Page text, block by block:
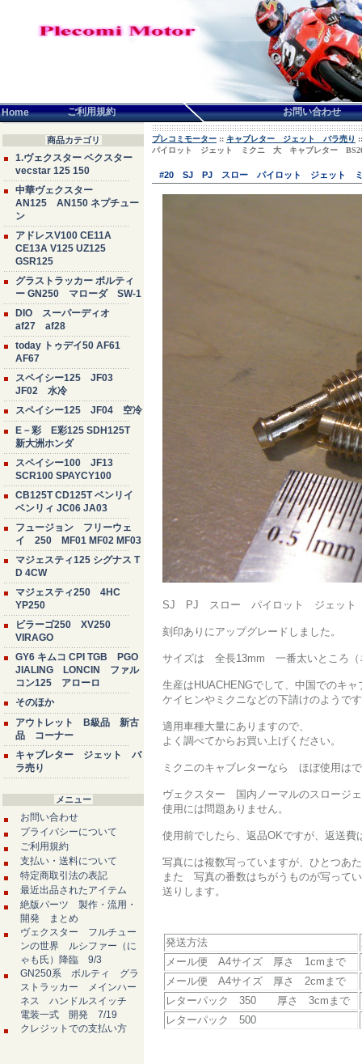
Home ご利用規約 お問い合わせ
商品カテゴリ
1.ヴェクスター ベクスター
vecstar 125 150
中華ヴェクスター
AN125 AN150 ネプチュー
ン
アドレスV100 CE11A
CE13A V125 UZ125
GSR125
グラストラッカー ボルティ
ー GN250 マローダ SW-1
DIO スーパーディオ
af27 af28
today トゥデイ50 AF61
AF67
スペイシー125 JF03
JF02 水冷
スペイシー125 JF04 空冷
E－彩 E彩125 SDH125T
新大洲ホンダ
スペイシー100 JF13
SCR100 SPAYCY100
CB125T CD125T ベンリイ
ベンリィ JC06 JA03
フュージョン フリーウェ
イ 250 MF01 MF02 MF03
マジェスティ125 シグナス T
D 4CW
マジェスティ250 4HC
YP250
ビラーゴ250 XV250
VIRAGO
GY6 キムコ CPI TGB PGO
JIALING LONCIN ファル
コン125 アローロ
そのほか
アウトレット B級品 新古
品 コーナー
キャブレター ジェット バ
ラ売り
メニュー
お問い合わせ
プライバシーについて
ご利用規約
支払い・送料について
特定商取引法の表記
最近出品されたアイテム
絶版パーツ 製作・流用・
開発 まとめ
ヴェクスター フルチュー
ンの世界 ルシファー（に
ゃも氏）降臨 9/3
GN250系 ボルティ グラ
ストラッカー メインハー
ネス ハンドルスイッチ
電装一式 開発 7/19
クレジットでの支払い方
プレコミモーター :: キャブレター ジェット バラ売り
パイロット ジェット ミクニ 大 キャブレター
#20 SJ PJ スロー パイロット ジェット
SJ PJ スロー パイロット ジェッ
刻印ありにアップグレードしました。
サイズは 全長13mm 一番太いところ
生産はHUACHENGでして、中国でのキ
ケイヒンやミクニなどの下請けのようで
適用車種大量にありますので、
よく調べてからお買い上げください。
ミクニのキャブレターなら ほぼ使用は
ヴェクスター 国内ノーマルのスロージ
使用には問題ありません。
使用前でしたら、返品OKですが、返送費
写真には複数写っていますが、ひとつあ
また 写真の番数はちがうものが写って
送りします。
発送方法
メール便 A4サイズ 厚さ 1cmまで
メール便 A4サイズ 厚さ 2cmまで
レターパック 350 厚さ 3cmまで
レターパック 500